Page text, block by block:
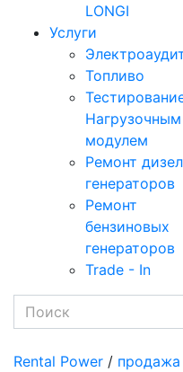
LONGI
Услуги
Топливо
Нагрузочным
модулем
Ремонт
генераторов
Ремонт
бензиновых
генераторов
Trade - In
Rental Power / продажа